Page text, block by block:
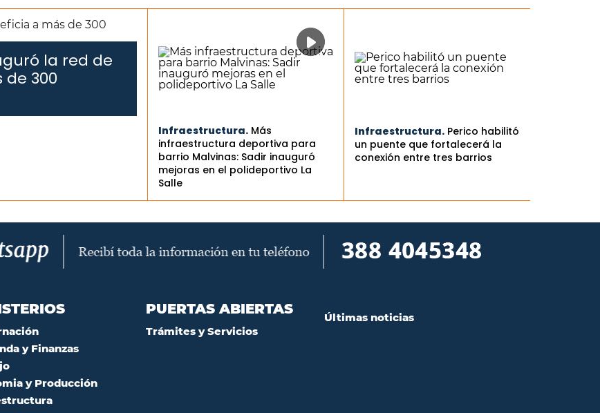
la red de
300
Infraestructura. Más
infraestructura deportiva para
barrio Malvinas: Sadir inauguró
mejoras en el polideportivo La
Salle
Infraestructura. Perico habilitó
un puente que fortalecerá la
conexión entre tres barrios
y Finanzas
y Producción
PUERTAS ABIERTAS
Trámites y Servicios
Últimas noticias